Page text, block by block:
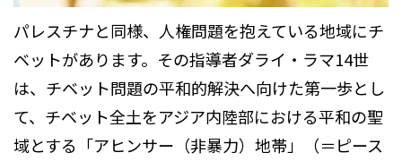
パレスチナと同様、人権問題を抱えている地域にチ
ベットがあります。その指導者ダライ・ラマ14世
は、チベット問題の平和的解決へ向けた第一歩とし
て、チベット全土をアジア内陸部における平和の聖
域とする「アヒンサー（非暴力）地帯」（＝ピース